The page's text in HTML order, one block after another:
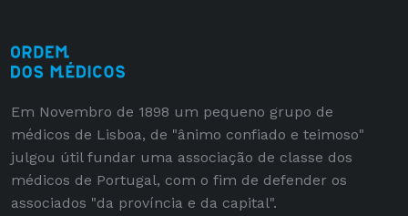
Em Novembro de 1898 um pequeno grupo de
médicos de Lisboa, de "ânimo confiado e teimoso"
julgou útil fundar uma associação de classe dos
médicos de Portugal, com o fim de defender os
associados "da província e da capital".